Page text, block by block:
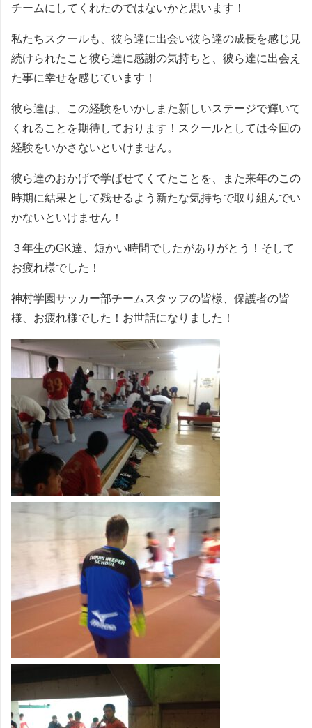
チームにしてくれたのではないかと思います！
私たちスクールも、彼ら達に出会い彼ら達の成長を感じ見
続けられたこと彼ら達に感謝の気持ちと、彼ら達に出会え
た事に幸せを感じています！
彼ら達は、この経験をいかしまた新しいステージで輝いて
くれることを期待しております！スクールとしては今回の
経験をいかさないといけません。
彼ら達のおかげで学ばせてくてたことを、また来年のこの
時期に結果として残せるよう新たな気持ちで取り組んでい
かないといけません！
３年生のGK達、短かい時間でしたがありがとう！そして
お疲れ様でした！
神村学園サッカー部チームスタッフの皆様、保護者の皆
様、お疲れ様でした！お世話になりました！